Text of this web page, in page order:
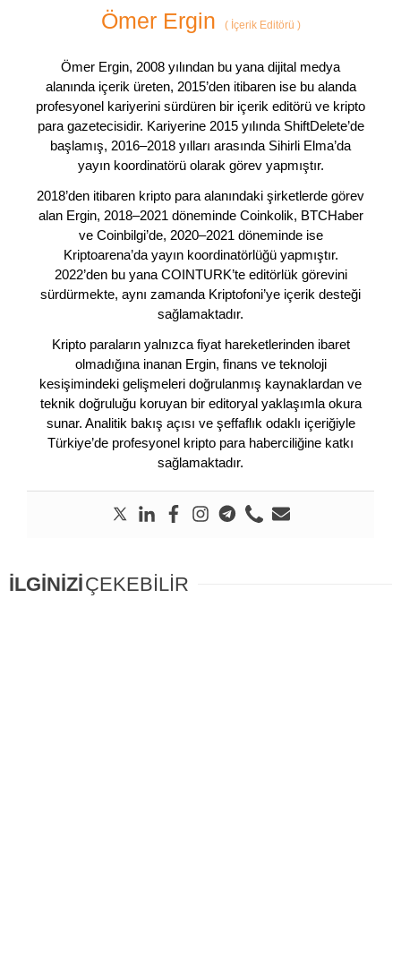
Ömer Ergin (İçerik Editörü )
Ömer Ergin, 2008 yılından bu yana dijital medya
alanında içerik üreten, 2015’den itibaren ise bu alanda
profesyonel kariyerini sürdüren bir içerik editörü ve kripto
para gazetecisidir. Kariyerine 2015 yılında ShiftDelete’de
başlamış, 2016–2018 yılları arasında Sihirli Elma’da
yayın koordinatörü olarak görev yapmıştır.
2018’den itibaren kripto para alanındaki şirketlerde görev
alan Ergin, 2018–2021 döneminde Coinkolik, BTCHaber
ve Coinbilgi’de, 2020–2021 döneminde ise
Kriptoarena’da yayın koordinatörlüğü yapmıştır.
2022’den bu yana COINTURK’te editörlük görevini
sürdürmekte, aynı zamanda Kriptofoni’ye içerik desteği
sağlamaktadır.
Kripto paraların yalnızca fiyat hareketlerinden ibaret
olmadığına inanan Ergin, finans ve teknoloji
kesişimindeki gelişmeleri doğrulanmış kaynaklardan ve
teknik doğruluğu koruyan bir editoryal yaklaşımla okura
sunar. Analitik bakış açısı ve şeffaflık odaklı içeriğiyle
Türkiye’de profesyonel kripto para haberciliğine katkı
sağlamaktadır.
İLGİNİZİÇEKEBİLİR